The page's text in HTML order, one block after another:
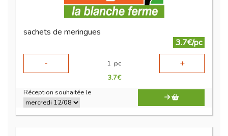
sachets de meringues
3.7€/pc
-
1 pc +
3.7€
Réception souhaitée le